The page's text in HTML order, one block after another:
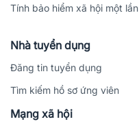
Tính bảo hiểm xã hội một lần
Nhà tuyển dụng
Đăng tin tuyển dụng
Tìm kiếm hồ sơ ứng viên
Mạng xã hội